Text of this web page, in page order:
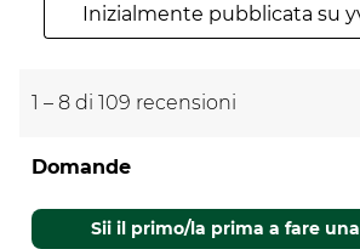
Inizialmente pubblicata su
1 – 8 di 109 recensioni
Non sono state poste domande
Domande
Sii il primo/la prima a fare